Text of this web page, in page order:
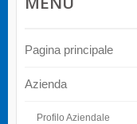
Pagina principale
Azienda
Profilo Aziendale